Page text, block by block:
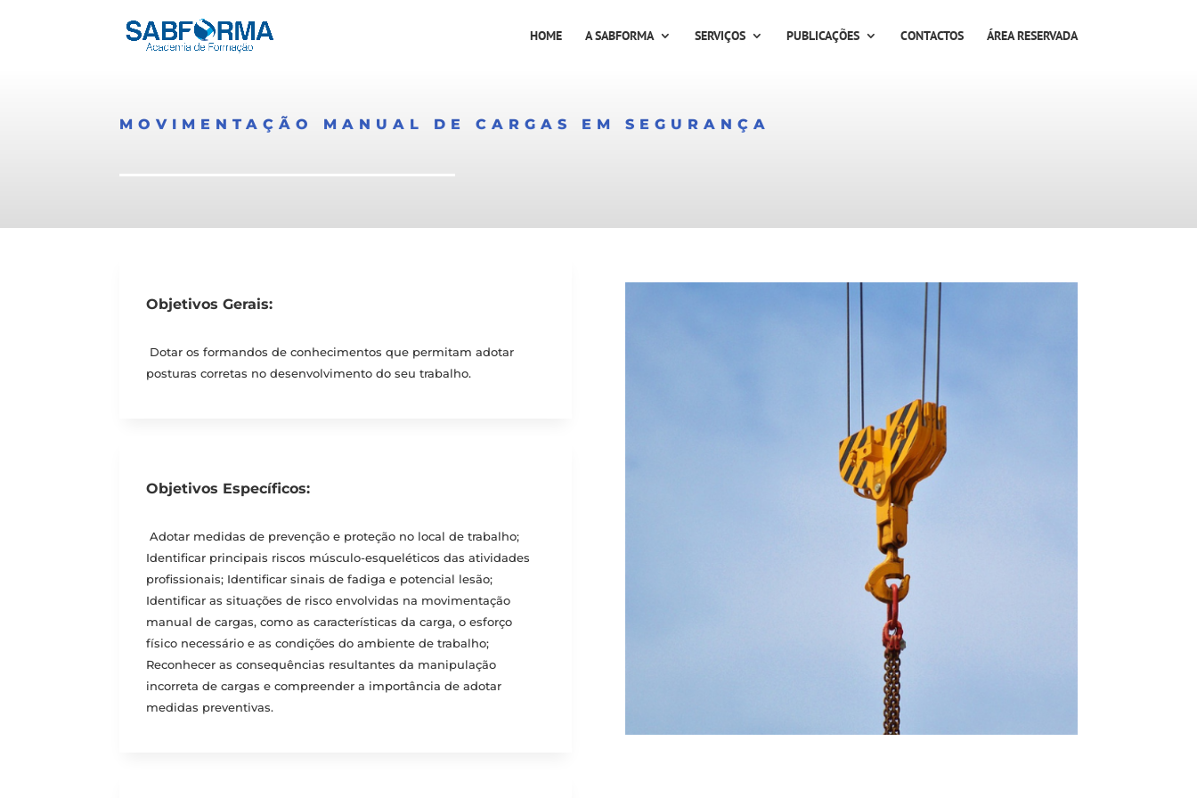
HOME A SABFORMA SERVIÇOS PUBLICAÇÕES CONTACTOS ÁREA RESERVADA
MOVIMENTAÇÃO MANUAL DE CARGAS EM SEGURANÇA
Objetivos Gerais:
Dotar os formandos de conhecimentos que permitam adotar
posturas corretas no desenvolvimento do seu trabalho.
Objetivos Específicos:
Adotar medidas de prevenção e proteção no local de trabalho;
Identificar principais riscos músculo-esqueléticos das atividades
profissionais; Identificar sinais de fadiga e potencial lesão;
Identificar as situações de risco envolvidas na movimentação
manual de cargas, como as características da carga, o esforço
físico necessário e as condições do ambiente de trabalho;
Reconhecer as consequências resultantes da manipulação
incorreta de cargas e compreender a importância de adotar
medidas preventivas.